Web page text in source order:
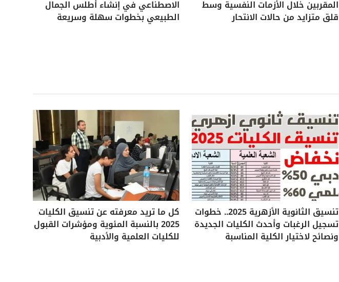
المقربين خلال الأزمات النفسية وسط
قلق متزايد من حالات الانتحار
الاصطناعي في إنشاء أطلس الجمال
الطبيعي بخطوات سهلة وسريعة
تنسيق الثانوية الأزهرية 2025.. خطوات
تسجيل الرغبات وأحدث الكليات الجديدة
ونصائح لاختيار الكلية المناسبة
كل ما تريد معرفته عن تنسيق الكليات
2025 بالنسبة المئوية ومؤشرات القبول
للكليات العلمية والأدبية